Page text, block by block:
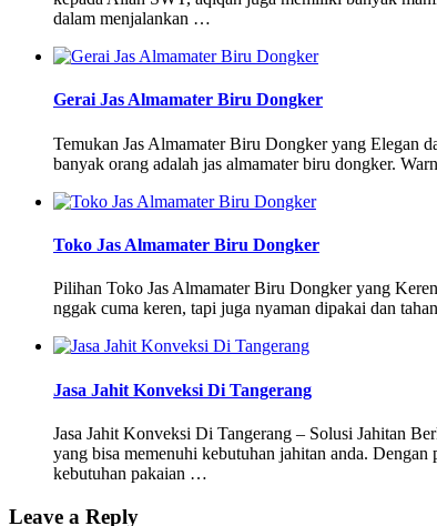
dalam menjalankan …
Gerai Jas Almamater Biru Dongker
Temukan Jas Almamater Biru Dongker yang Elegan
banyak orang adalah jas almamater biru dongker.
Toko Jas Almamater Biru Dongker
Pilihan Toko Jas Almamater Biru Dongker yang
nggak cuma keren, tapi juga nyaman dipakai dan
Jasa Jahit Konveksi Di Tangerang
Jasa Jahit Konveksi Di Tangerang – Solusi Jahitan
yang bisa memenuhi kebutuhan jahitan anda.
kebutuhan pakaian …
Leave a Reply